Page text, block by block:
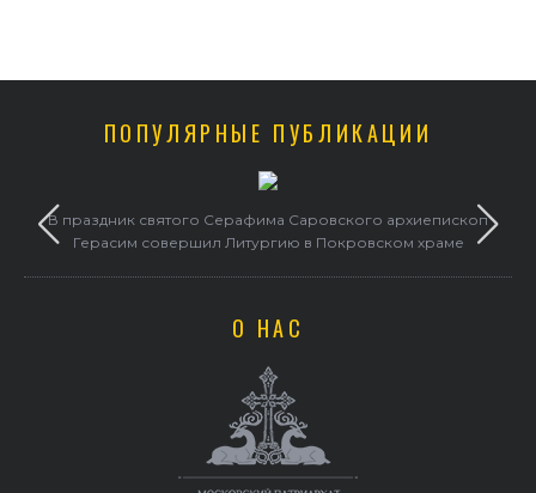
ПОПУЛЯРНЫЕ ПУБЛИКАЦИИ
В праздник святого Серафима Саровского архиепископ
Герасим совершил Литургию в Покровском храме
О НАС